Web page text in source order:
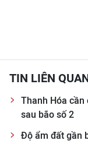
한국어
TIN LIÊN
Thanh Hóa cần
sau bão số 2
Độ ẩm đất gần